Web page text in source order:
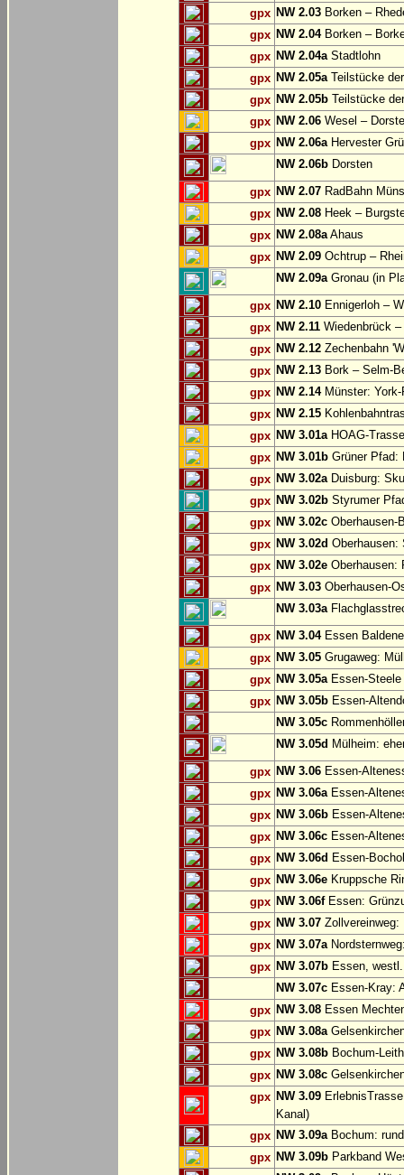
gpx NW 2.03 Borken –
gpx NW 2.04Borken –
gpx NW 2.04aStadtlohn
gpx NW 2.05aTeilstücke
gpx NW 2.05b Teilstücke
gpx NW 2.06 Wesel –
gpx NW 2.06aHervester
NW 2.06b Dorsten
gpx NW 2.07 RadBahn
gpx NW 2.08 Heek –
gpx NW 2.08aAhaus
gpx NW 2.09 Ochtrup –
NW 2.09aGronau (in
gpx NW 2.10 Ennigerloh –
gpx NW 2.11 Wiedenbrück
gpx NW 2.12 Zechenbahn
gpx NW 2.13 Bork – Selm-
gpx NW 2.14Münster: York-
gpx NW 2.15
gpx NW 3.01aHOAG-
gpx NW 3.01b Grüner Pfad:
gpx NW 3.02aDuisburg:
gpx NW 3.02b Styrumer
gpx NW 3.02c Oberhausen-
gpx NW 3.02d Oberhausen:
gpx NW 3.02e Oberhausen:
gpx NW 3.03 Oberhausen-
NW 3.03a
gpx NW 3.04Essen
gpx NW 3.05 Grugaweg:
gpx NW 3.05aEssen-Steele
gpx NW 3.05b Essen-
NW 3.05c
NW 3.05d Mülheim:
gpx NW 3.06 Essen-
gpx NW 3.06aEssen-
gpx NW 3.06b Essen-
gpx NW 3.06c Essen-
gpx NW 3.06d Essen-
gpx NW 3.06e Kruppsche
gpx NW 3.06fEssen:
gpx NW 3.07 Zollvereinweg:
gpx NW 3.07a
gpx NW 3.07b Essen,
NW 3.07c Essen-Kray:
gpx NW 3.08 Essen
gpx NW 3.08a
gpx NW 3.08b Bochum-
gpx NW 3.08c
gpx NW 3.09
Kanal)
gpx NW 3.09aBochum:
gpx NW 3.09b Parkband